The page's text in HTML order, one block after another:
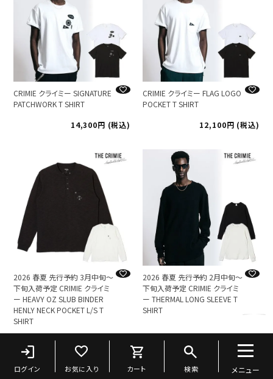
CRIMIE クライミー SIGNATURE
PATCHWORK T SHIRT
14,300
税込
CRIMIE クライミー FLAG LOGO
POCKET T SHIRT
12,100
税込
2026 春夏 先行予約 3月中旬～
下旬入荷予定 CRIMIE クライミ
ー HEAVY OZ SLUB BINDER
HENLY NECK POCKET L/S T
SHIRT
2026 春夏 先行予約 2月中旬～
下旬入荷予定 CRIMIE クライミ
ー THERMAL LONG SLEEVE T
SHIRT
13,200